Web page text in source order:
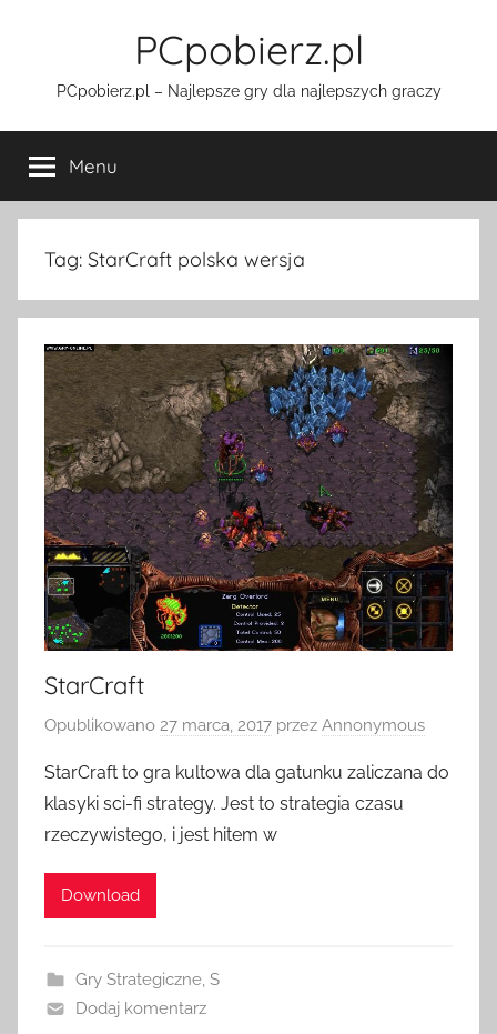
PCpobierz.pl
PCpobierz.pl – Najlepsze gry dla najlepszych graczy
Menu
Tag: StarCraft polska wersja
StarCraft
Opublikowano 27 marca, 2017 przez Annonymous
StarCraft to gra kultowa dla gatunku zaliczana do
klasyki sci-fi strategy. Jest to strategia czasu
rzeczywistego, i jest hitem w
Download
Gry Strategiczne, S
Dodaj komentarz